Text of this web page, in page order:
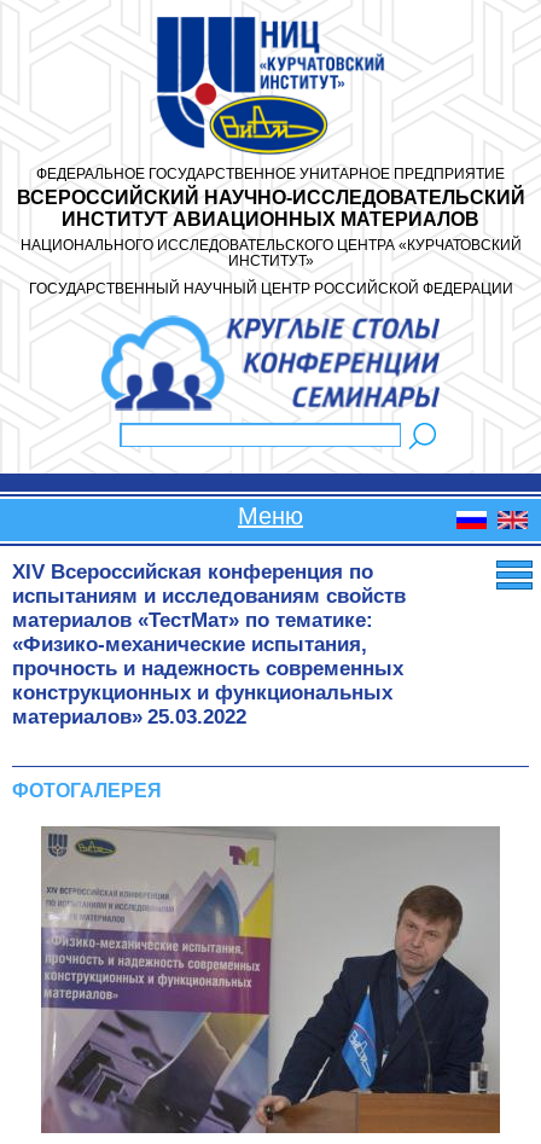
ФЕДЕРАЛЬНОЕ ГОСУДАРСТВЕННОЕ УНИТАРНОЕ ПРЕДПРИЯТИЕ
ВСЕРОССИЙСКИЙ НАУЧНО-ИССЛЕДОВАТЕЛЬСКИЙ
ИНСТИТУТ АВИАЦИОННЫХ МАТЕРИАЛОВ
НАЦИОНАЛЬНОГО ИССЛЕДОВАТЕЛЬСКОГО ЦЕНТРА «КУРЧАТОВСКИЙ
ИНСТИТУТ»
ГОСУДАРСТВЕННЫЙ НАУЧНЫЙ ЦЕНТР РОССИЙСКОЙ ФЕДЕРАЦИИ
Форма поиска
Меню
XIV Всероссийская конференция по
испытаниям и исследованиям свойств
материалов «ТестМат» по тематике:
«Физико-механические испытания,
прочность и надежность современных
конструкционных и функциональных
материалов» 25.03.2022
ФОТОГАЛЕРЕЯ